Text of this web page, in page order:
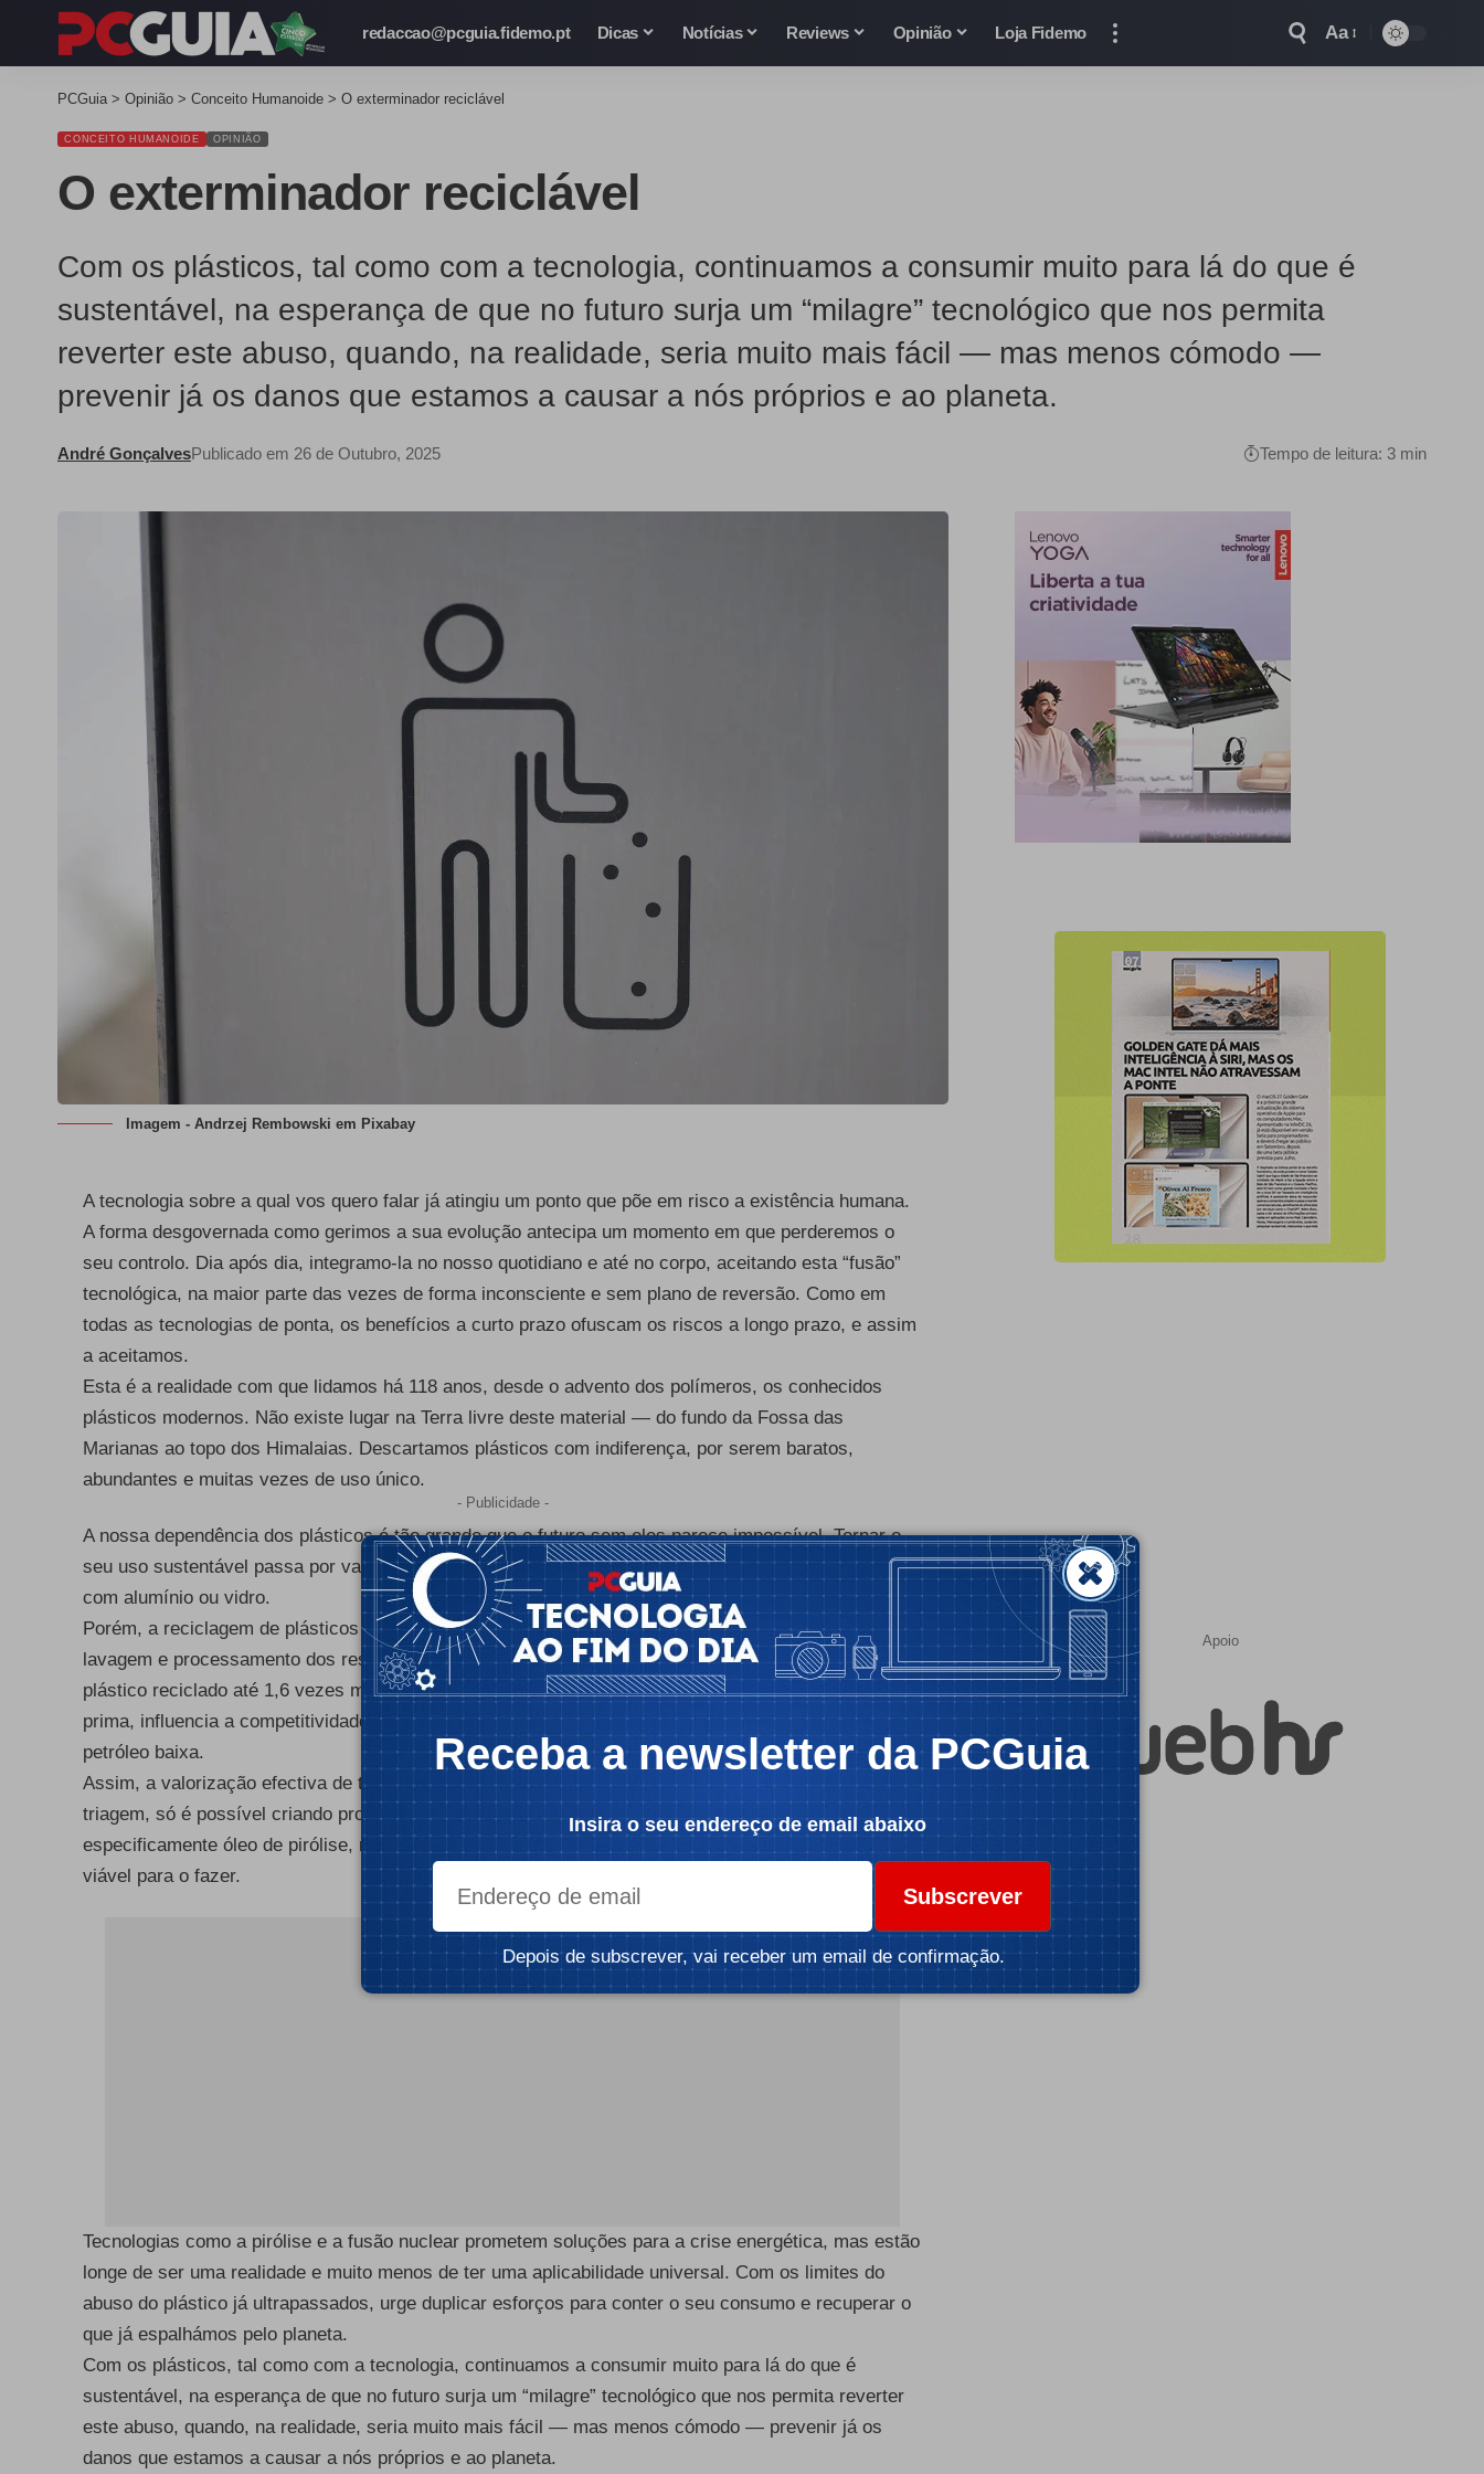
redaccao@pcguia.fidemo.pt Dicas Notícias Reviews Opinião Loja Fidemo Aa
PCGuia > Opinião > Conceito Humanoide > O exterminador reciclável
CONCEITO HUMANOIDE OPINIÃO
O exterminador reciclável
Com os plásticos, tal como com a tecnologia, continuamos a consumir muito para lá do que é
sustentável, na esperança de que no futuro surja um “milagre” tecnológico que nos permita
reverter este abuso, quando, na realidade, seria muito mais fácil — mas menos cómodo —
prevenir já os danos que estamos a causar a nós próprios e ao planeta.
André GonçalvesPublicado em 26 de Outubro, 2025 Tempo de leitura: 3 min
Imagem - Andrzej Rembowski em Pixabay
A tecnologia sobre a qual vos quero falar já atingiu um ponto que põe em risco a existência humana.
A forma desgovernada como gerimos a sua evolução antecipa um momento em que perderemos o
seu controlo. Dia após dia, integramo-la no nosso quotidiano e até no corpo, aceitando esta “fusão”
tecnológica, na maior parte das vezes de forma inconsciente e sem plano de reversão. Como em
todas as tecnologias de ponta, os benefícios a curto prazo ofuscam os riscos a longo prazo, e assim
a aceitamos.
Esta é a realidade com que lidamos há 118 anos, desde o advento dos polímeros, os conhecidos
plásticos modernos. Não existe lugar na Terra livre deste material — do fundo da Fossa das
Marianas ao topo dos Himalaias. Descartamos plásticos com indiferença, por serem baratos,
abundantes e muitas vezes de uso único.
- Publicidade -
A nossa dependência dos plásticos é tão grande que o futuro sem eles parece impossível. Tornar o
seu uso sustentável passa por valorizar e recuperar todo o plástico descartado, como já acontece
com alumínio ou vidro.
Porém, a reciclagem de plásticos tem custos adicionais relacionados com a colecta, triagem,
lavagem e processamento dos resíduos, bem como da infraestrutura necessária, o que torna o
plástico reciclado até 1,6 vezes mais caro que o virgem. Além disso, o preço do petróleo, matéria-
prima, influencia a competitividade do plástico novo, que se torna mais barato quando o preço do
petróleo baixa.
Assim, a valorização efectiva de todo o plástico, especialmente aquele nas cadeias mais baixas da
triagem, só é possível criando processos para o converter novamente em petróleo, mais
especificamente óleo de pirólise, mas infelizmente ainda não existe um método energeticamente
viável para o fazer.
- Publicidade -
Tecnologias como a pirólise e a fusão nuclear prometem soluções para a crise energética, mas estão
longe de ser uma realidade e muito menos de ter uma aplicabilidade universal. Com os limites do
abuso do plástico já ultrapassados, urge duplicar esforços para conter o seu consumo e recuperar o
que já espalhámos pelo planeta.
Com os plásticos, tal como com a tecnologia, continuamos a consumir muito para lá do que é
sustentável, na esperança de que no futuro surja um “milagre” tecnológico que nos permita reverter
este abuso, quando, na realidade, seria muito mais fácil — mas menos cómodo — prevenir já os
danos que estamos a causar a nós próprios e ao planeta.
Apoio
Receba a newsletter da PCGuia
Insira o seu endereço de email abaixo
Subscrever
Depois de subscrever, vai receber um email de confirmação.